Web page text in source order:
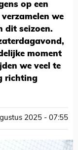
op een
we
dit seizoen.
moment
we veel te
richting
2025 - 07:55